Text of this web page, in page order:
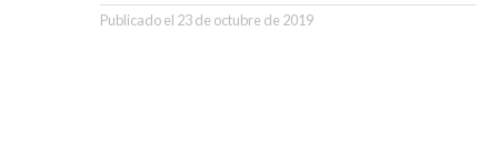
Publicado el 23 de octubre de 2019